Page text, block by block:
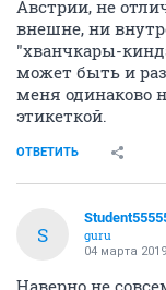
Австрии, не
внешне, ни
"хванчкары-
может быть и
меня одинаково
этикеткой.
ОТВЕТИТЬ
S
guru
04 марта 2019